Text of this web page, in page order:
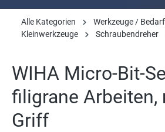
Alle Kategorien
Werkzeuge /
Kleinwerkzeuge
Schraubendreher
WIHA Micro-Bit-
filigrane Arbeiten,
Griff